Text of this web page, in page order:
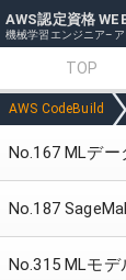
AWS認定資格
機械学習エンジニア–ア
TOP
AWS CodeBuild
No.167 MLデ
No.187
No.315 MLモ